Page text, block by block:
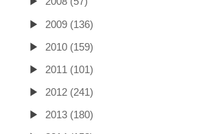
2009 (136)
2010 (159)
2011 (101)
2012 (241)
2013 (180)